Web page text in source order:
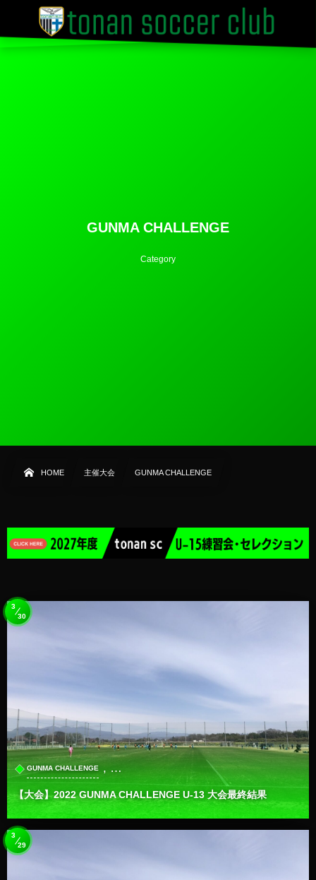
GUNMA CHALLENGE
Category
HOME 主催大会 GUNMA CHALLENGE
GUNMA CHALLENGE , …
【大会】2022 GUNMA CHALLENGE U-13 大会最終結果
3
30
3
29